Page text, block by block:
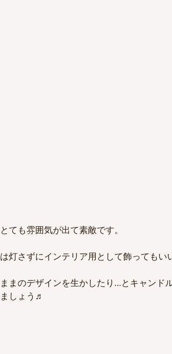
ても雰囲気が出て素敵です。
灯さずにインテリア用として飾ってもい
まのデザインを生かしたり…とキャンド
しょう♬